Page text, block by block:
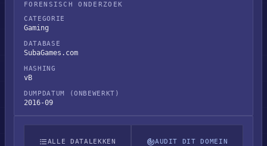
FORENSISCH ONDERZOEK
CATEGORIE
Gaming
DATABASE
SubaGames.com
HASHING
vB
DUMPDATUM (ONBEWERKT)
2016-09
ALLE DATALEKKEN AUDIT DIT DOMEIN